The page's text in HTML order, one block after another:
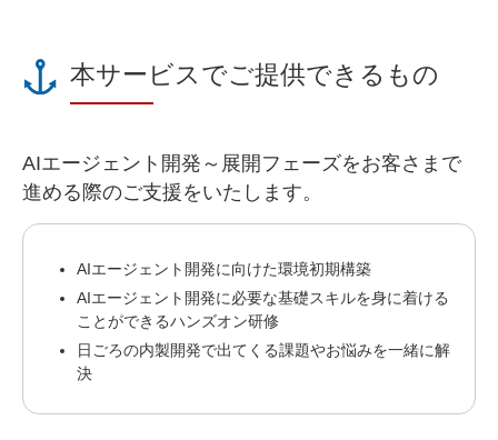
本サービスでご提供できるもの
AIエージェント開発～展開フェーズをお客さまで
進める際のご支援をいたします。
AIエージェント開発に向けた環境初期構築
AIエージェント開発に必要な基礎スキルを身に着ける
ことができるハンズオン研修
日ごろの内製開発で出てくる課題やお悩みを一緒に解
決